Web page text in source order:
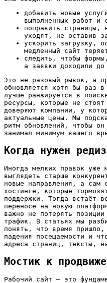
добавить новые
выполненных работ и
поправить страницы,
уходят, не оставив
ускорить загрузку,
медленный сайт
следить, чтобы
а заявки доходили
Это не разовый рывок, а
обновляется хотя бы раз
лучше ранжируется в
ресурсы, которые не
доверяют компании, у
актуальные цены. Мы
ритм обновлений, чтобы
занимал минимум вашего
Когда нужен
Иногда мелких правок уже
выглядеть старше
новые направления, а сам
хостинге, которые
поддержки. Тогда встаёт
переносе на новую
важно не потерять
трафик. В статьях мы
понять, что время
падения посещаемости и
адреса страниц, тексты,
Мостик к
Рабочий сайт — это